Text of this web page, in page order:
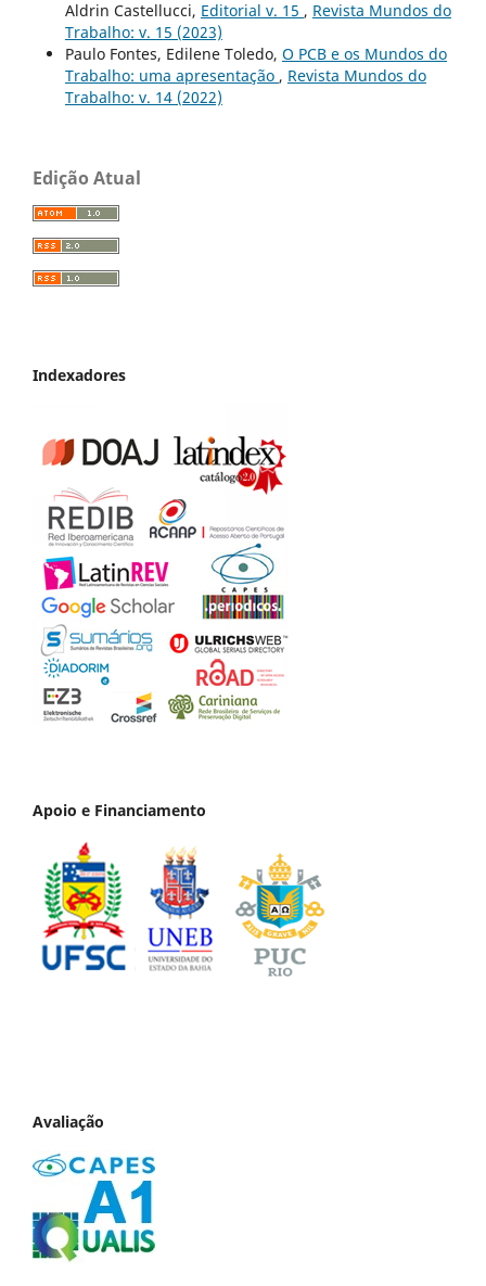
Aldrin Castellucci, Editorial v. 15 , Revista Mundos do
Trabalho: v. 15 (2023)
Paulo Fontes, Edilene Toledo, O PCB e os Mundos do
Trabalho: uma apresentação , Revista Mundos do
Trabalho: v. 14 (2022)
Edição Atual
Indexadores
Apoio e Financiamento
Avaliação